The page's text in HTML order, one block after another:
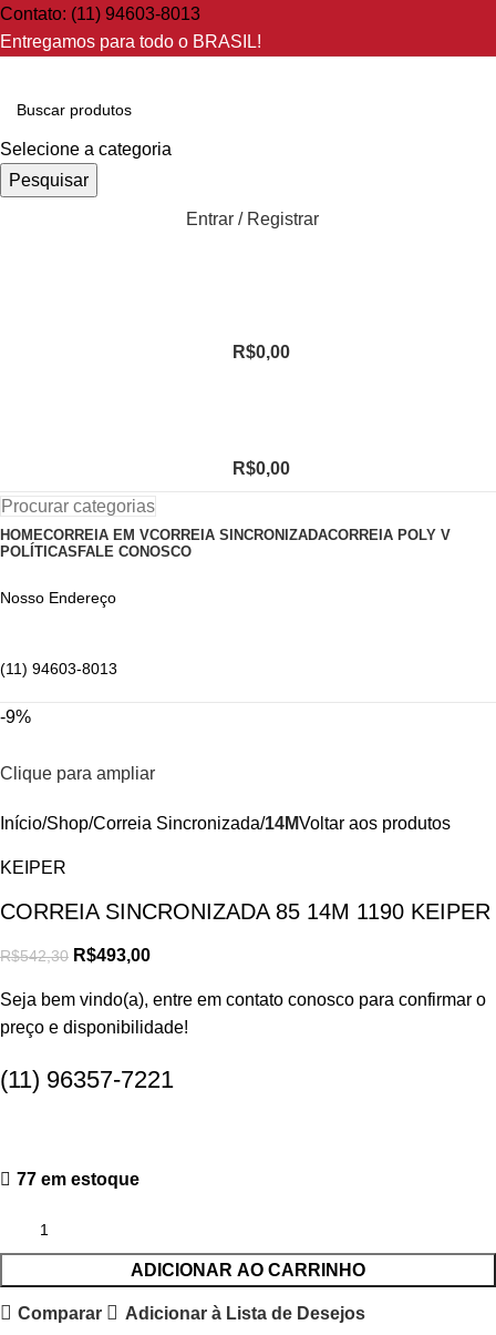
Contato: (11) 94603-8013
Entregamos para todo o BRASIL!
Selecione a categoria
Pesquisar
Entrar / Registrar
R$0,00
R$0,00
Procurar categorias
HOMECORREIA EM VCORREIA SINCRONIZADACORREIA POLY V
POLÍTICAS FALE CONOSCO
Nosso Endereço
(11) 94603-8013
-9%
Clique para ampliar
Início Shop Correia Sincronizada 14MVoltar aos produtos
KEIPER
CORREIA SINCRONIZADA 85 14M 1190 KEIPER
R$542,30 R$493,00
Seja bem vindo(a), entre em contato conosco para confirmar o
preço e disponibilidade!
(11) 96357-7221
77 em estoque
ADICIONAR AO CARRINHO
Comparar Adicionar à Lista de Desejos